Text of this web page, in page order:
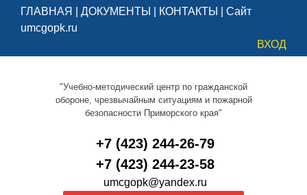
ГЛАВНАЯ ДОКУМЕНТЫ КОНТАКТЫ
Сайт
umcgopk.ru
ВХОД
"Учебно-методический центр по гражданской
обороне, чрезвычайным ситуациям и пожарной
безопасности Приморского края"
+7 (423) 244-26-79
+7 (423) 244-23-58
umcgopk@yandex.ru